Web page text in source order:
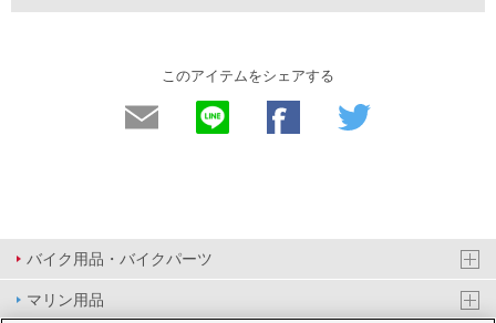
このアイテムをシェアする
バイク用品・バイクパーツ
マリン用品